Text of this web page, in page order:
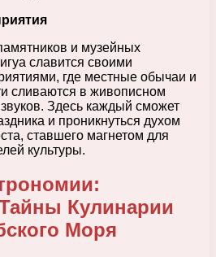
и музейных
славится своими
где местные обычаи и
сливаются в живописном
Здесь каждый сможет
и проникнуться духом
ставшего магнетом для
культуры.
Кулинарии
Моря